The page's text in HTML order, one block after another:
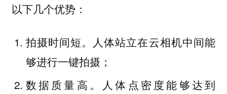
以下几个优势：
拍摄时间短。人体站立在云相机中间能
够进行一键拍摄；
数据质量高。
人体点密度能够达到